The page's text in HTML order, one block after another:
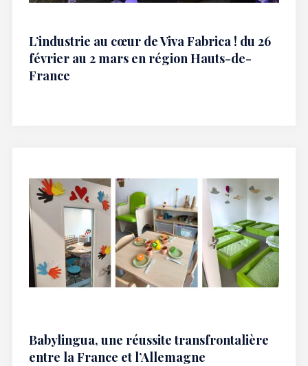
L’industrie au cœur de Viva Fabrica ! du 26
février au 2 mars en région Hauts-de-
France
Babylingua, une réussite transfrontalière
entre la France et l’Allemagne